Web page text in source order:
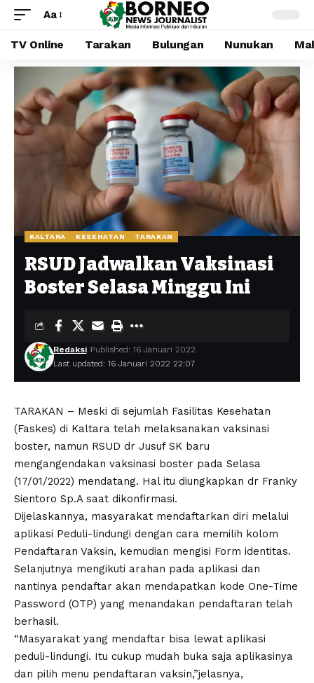
Aa
TV Online Tarakan Bulungan Nunukan
KALTARA KESEHATAN TARAKAN
RSUD Jadwalkan Vaksinasi
Boster Selasa Minggu Ini
Last updated: 16 Januari 2022 22:07
Redaksi Published: 16 Januari 2022
TARAKAN – Meski di sejumlah Fasilitas Kesehatan
(Faskes) di Kaltara telah melaksanakan vaksinasi
boster, namun RSUD dr Jusuf SK baru
mengangendakan vaksinasi boster pada Selasa
(17/01/2022) mendatang. Hal itu diungkapkan dr Franky
Sientoro Sp.A saat dikonfirmasi.
Dijelaskannya, masyarakat mendaftarkan diri melalui
aplikasi Peduli-lindungi dengan cara memilih kolom
Pendaftaran Vaksin, kemudian mengisi Form identitas.
Selanjutnya mengikuti arahan pada aplikasi dan
nantinya pendaftar akan mendapatkan kode One-Time
Password (OTP) yang menandakan pendaftaran telah
berhasil.
“Masyarakat yang mendaftar bisa lewat aplikasi
peduli-lindungi. Itu cukup mudah buka saja aplikasinya
dan pilih menu pendaftaran vaksin,”jelasnya,